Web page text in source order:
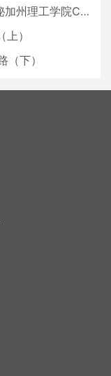
博士生活 [上集]
）
下）